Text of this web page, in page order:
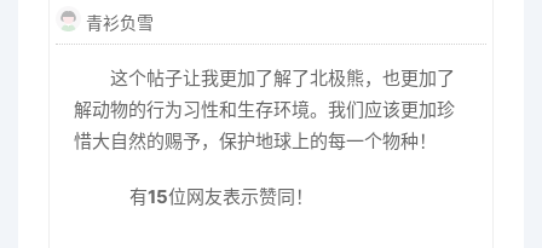
青衫负雪
这个帖子让我更加了解了北极熊，也更加了
解动物的行为习性和生存环境。我们应该更加珍
惜大自然的赐予，保护地球上的每一个物种！
有15位网友表示赞同！